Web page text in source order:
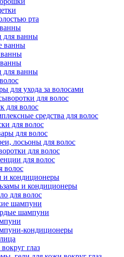
рта
для ванны
ванны
для ванны
для ухода за волосами
для волос
для волос
средства для волос
для волос
для волос
лосьоны для волос
для волос
для волос
волос
кондиционеры
и кондиционеры
для волос
шампуни
шампуни
кондиционеры
глаз